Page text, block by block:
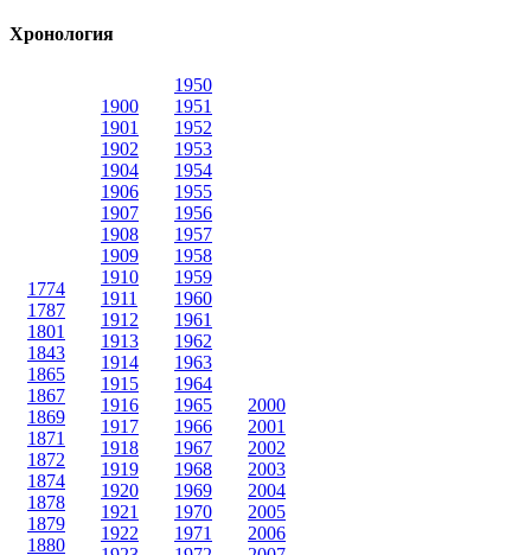
Хронология
1774
1787
1801
1843
1865
1867
1869
1871
1872
1874
1878
1879
1880
1900
1901
1902
1904
1906
1907
1908
1909
1910
1911
1912
1913
1914
1915
1916
1917
1918
1919
1920
1921
1922
1950
1951
1952
1953
1954
1955
1956
1957
1958
1959
1960
1961
1962
1963
1964
1965
1966
1967
1968
1969
1970
1971
2000
2001
2002
2003
2004
2005
2006